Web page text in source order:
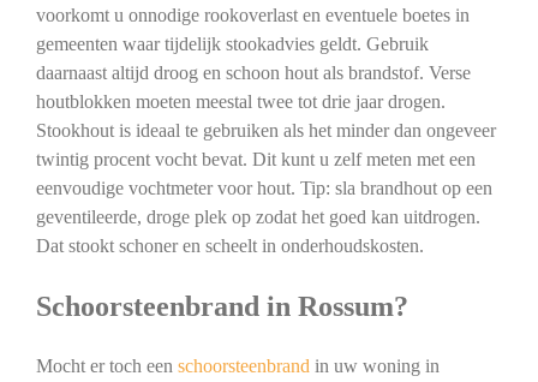
voorkomt u onnodige rookoverlast en eventuele boetes in
gemeenten waar tijdelijk stookadvies geldt. Gebruik
daarnaast altijd droog en schoon hout als brandstof. Verse
houtblokken moeten meestal twee tot drie jaar drogen.
Stookhout is ideaal te gebruiken als het minder dan ongeveer
twintig procent vocht bevat. Dit kunt u zelf meten met een
eenvoudige vochtmeter voor hout. Tip: sla brandhout op een
geventileerde, droge plek op zodat het goed kan uitdrogen.
Dat stookt schoner en scheelt in onderhoudskosten.
Schoorsteenbrand in Rossum?
Mocht er toch een schoorsteenbrand in uw woning in